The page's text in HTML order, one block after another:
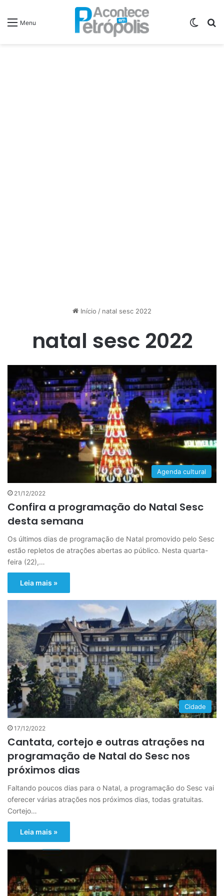
Menu
Início / natal sesc 2022
natal sesc 2022
Agenda cultural
21/12/2022
Confira a programação do Natal Sesc
desta semana
Os últimos dias de programação de Natal promovido pelo Sesc
estão repletos de atrações abertas ao público. Nesta quarta-
feira (22),…
Leia mais »
Cidade
17/12/2022
Cantata, cortejo e outras atrações na
programação de Natal do Sesc nos
próximos dias
Faltando poucos dias para o Natal, a programação do Sesc vai
oferecer várias atrações nos próximos dias, todas gratuitas.
Cortejo…
Leia mais »